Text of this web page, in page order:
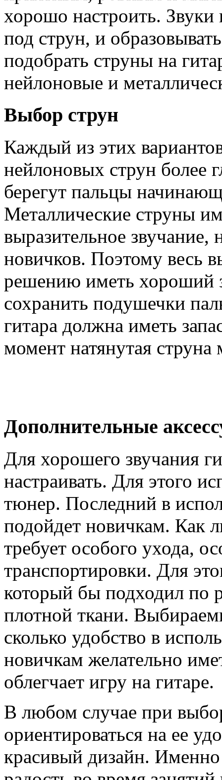
хорошо настроить.
под струн, и
подобрать струны на
нейлоновые и
Выбор струн
Каждый из этих
нейлоновых струн более
берегут пальцы
Металлические струны
выразительное
новичков. Поэтому весь
решению иметь хороший
сохранить подушечки
гитара должна иметь
момент натянутая струна
Дополнительные
Для хорошего звучания
настраивать. Для этого
тюнер. Последний в
подойдет новичкам. Как
требует особого ухода,
транспортировки. Для
который бы подходил по
плотной ткани.
сколько удобство в
новичкам желательно
облегчает игру на гитаре.
В любом случае при
ориентироваться на ее
красивый дизайн.